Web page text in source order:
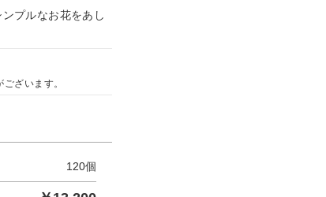
プルなお花をあし
ざいます。
120個